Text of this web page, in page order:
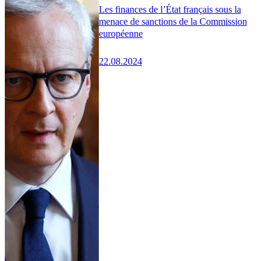
Les finances de l’État français sous la
menace de sanctions de la Commission
européenne
22.08.2024